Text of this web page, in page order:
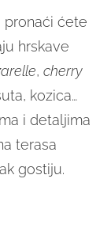
pronaći ćete
hrskave
, cherry
kozica…
i detaljima
terasa
gostiju.